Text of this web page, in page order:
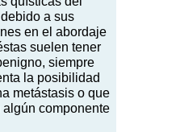
a sus
en el abordaje
suelen tener
siempre
la posibilidad
metástasis o que
componente